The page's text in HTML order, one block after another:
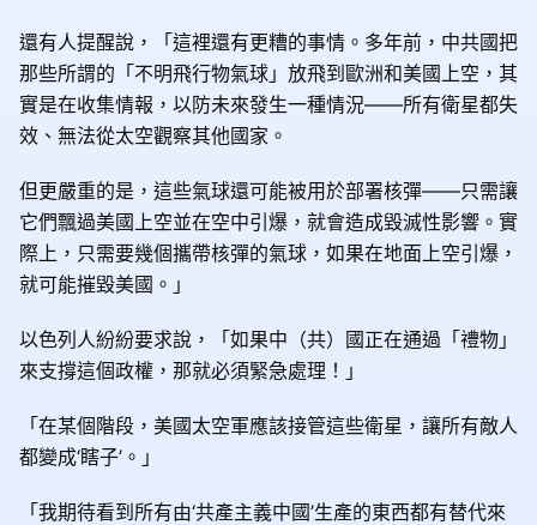
還有人提醒說，「這裡還有更糟的事情。多年前，中共國把
那些所謂的「不明飛行物氣球」放飛到歐洲和美國上空，其
實是在收集情報，以防未來發生一種情況——所有衛星都失
效、無法從太空觀察其他國家。
但更嚴重的是，這些氣球還可能被用於部署核彈——只需讓
它們飄過美國上空並在空中引爆，就會造成毀滅性影響。實
際上，只需要幾個攜帶核彈的氣球，如果在地面上空引爆，
就可能摧毀美國。」
以色列人紛紛要求說，「如果中（共）國正在通過「禮物」
來支撐這個政權，那就必須緊急處理！」
「在某個階段，美國太空軍應該接管這些衛星，讓所有敵人
都變成‘瞎子’。」
「我期待看到所有由‘共產主義中國’生產的東西都有替代來